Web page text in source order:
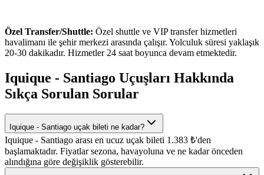
Özel Transfer/Shuttle: Özel shuttle ve VIP transfer hizmetleri
havalimanı ile şehir merkezi arasında çalışır. Yolculuk süresi yaklaşık
20-30 dakikadır. Hizmetler 24 saat boyunca devam etmektedir.
Iquique - Santiago Uçuşları Hakkında
Sıkça Sorulan Sorular
Iquique - Santiago uçak bileti ne kadar?
Iquique - Santiago arası en ucuz uçak bileti 1.383 ₺'den
başlamaktadır. Fiyatlar sezona, havayoluna ve ne kadar önceden
alındığına göre değişiklik gösterebilir.